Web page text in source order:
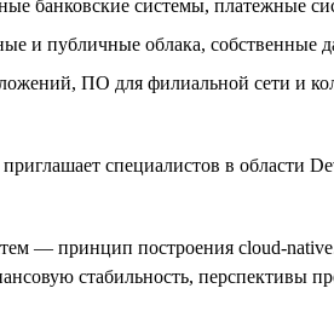
банковские системы, платежные
и публичные облака, собственные
ПО для филиальной сети и
специалистов в области
— принцип построения cloud-
стабильность, перспективы